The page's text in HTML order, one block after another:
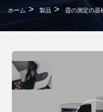
ホーム > 製品 > 霞の測定の器